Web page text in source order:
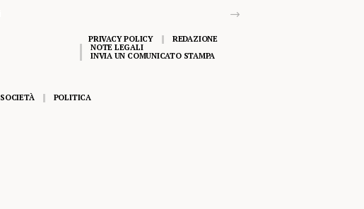
PRIVACY POLICY
REDAZIONE
NOTE LEGALI
INVIA UN COMUNICATO STAMPA
SOCIETÀ POLITICA